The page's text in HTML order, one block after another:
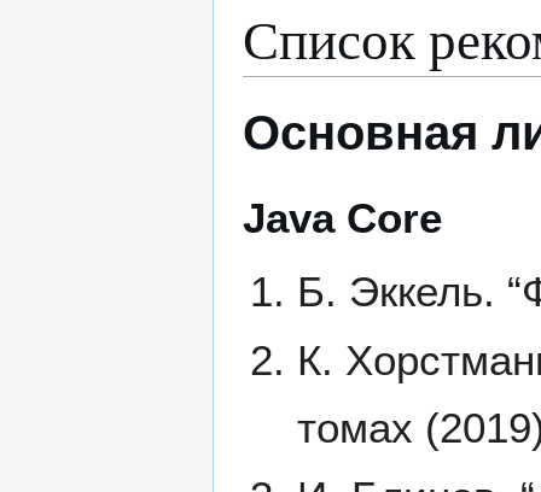
Список
Основная
Java Core
Б. Эккель.
К.
томах